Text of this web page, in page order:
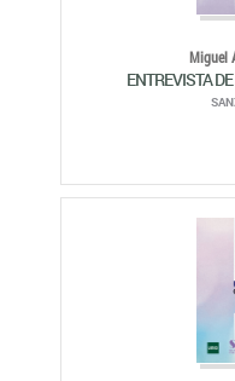
Miguel
ENTREVISTA